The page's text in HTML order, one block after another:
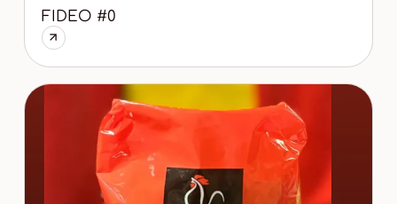
FIDEO #0